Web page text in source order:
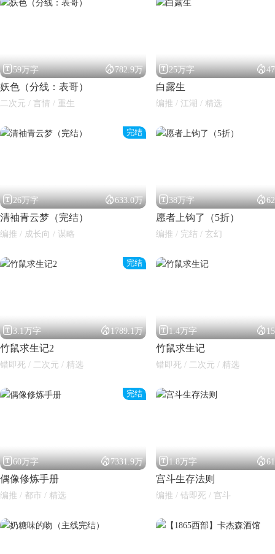
59万字 782.9万
妖色（分线：表哥）
二次元 / 言情 / 重生
25万字 
白露生
编推 / 江湖 / 精选
完结
26万字 633.0万
清袖青云梦（完结）
编推 / 成长向 / 谋略
38万字 
愿者上钩了（5折）
编推 / 完结 / 玄幻
完结
3.1万字 1789.1万
竹鼠求生记2
错即死 / 二次元 / 精选
1.4万字 
竹鼠求生记
错即死 / 二次元 / 精选
完结
60万字 7331.9万
偶像修炼手册
编推 / 都市 / 精选
1.8万字 
宫斗生存法则
编推 / 错即死 / 宫斗